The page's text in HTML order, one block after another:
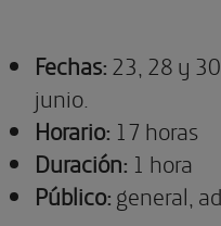
Fechas: 23, 28 y
junio.
Horario: 17 horas
Duración: 1 hora
Público:general,